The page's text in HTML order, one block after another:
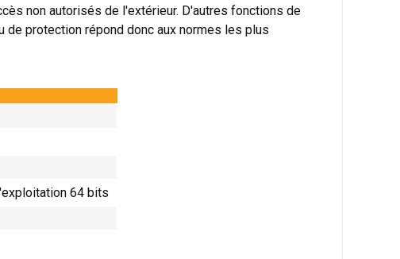
non autorisés de l'extérieur. D'autres fonctions de
de protection répond donc aux normes les plus
64 bits